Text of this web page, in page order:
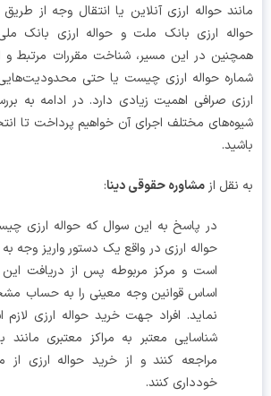
حواله ارزی آنلاین یا انتقال وجه از طریق
ارزی بانک ملت و حواله ارزی بانک ملی
در این مسیر، شناخت مقررات مرتبط و اطلاع
حواله ارزی چیست یا حتی محدودیت‌هایی
صرافی اهمیت زیادی دارد. در ادامه به بررسی
مختلف اجرای آن خواهیم پرداخت تا انتخاب
ازمشاوره حقوقی دینا:
در پاسخ به این سوال که حواله ارزی چیست؟
حواله ارزی در واقع یک دستور واریز وجه به بانک
است و مرکز مربوطه پس از دریافت این
اساس قوانین وجه معینی را به حساب مشخص
نماید. افراد جهت خرید حواله ارزی لازم است،
شناسایی معتبر به مراکز معتبری مانند بانک
مراجعه کنند و از خرید حواله ارزی از مراکز
خودداری کنند.